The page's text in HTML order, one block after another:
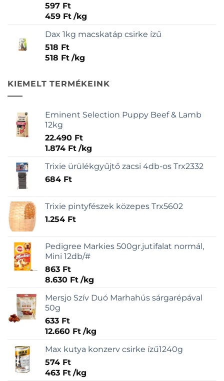
Értékelés:
5.00/ 5
597 Ft
459 Ft /kg
Dax 1kg macskatáp csirke ízű
518 Ft
518 Ft /kg
KIEMELT TERMÉKEINK
Eminent Selection Puppy Beef & Lamb
12kg
22.490 Ft
1.874 Ft /kg
Trixie ürülékgyűjtő zacsi 4db-os Trx2332
684 Ft
Trixie pintyfészek közepes Trx5602
1.254 Ft
Pedigree Markies 500gr.jutifalat normál,
Mini 12db/#
863 Ft
8.630 Ft /kg
Mersjo Szív Duó Marhahús sárgarépával
50g
633 Ft
12.660 Ft /kg
Max kutya konzerv csirke ízű1240g
574 Ft
463 Ft /kg